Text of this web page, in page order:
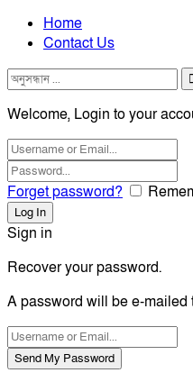
Home
Contact Us
Welcome, Login to your
Forget password?
Sign in
Recover your password.
A password will be e-mailed